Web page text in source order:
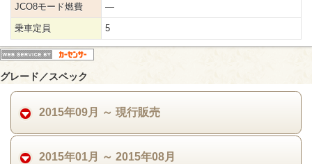
JCO8モード燃費 ―
乗車定員 5
グレード／スペック
2015年09月 ～ 現行販売
2015年01月 ～ 2015年08月